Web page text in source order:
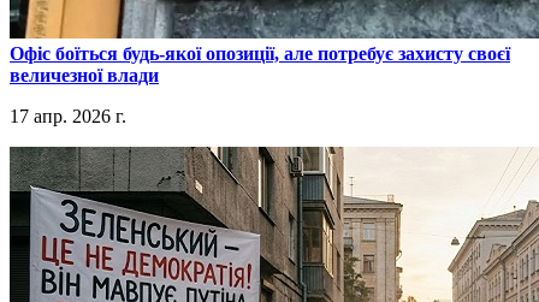
​Офіс боїться будь-якої опозиції, але потребує захисту своєї
величезної влади
17 апр. 2026 г.